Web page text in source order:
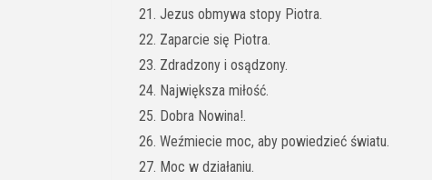
21. Jezus obmywa stopy Piotra.
22. Zaparcie się Piotra.
23. Zdradzony i osądzony.
24. Największa miłość.
25. Dobra Nowina!.
26. Weźmiecie moc, aby powiedzieć światu.
27. Moc w działaniu.